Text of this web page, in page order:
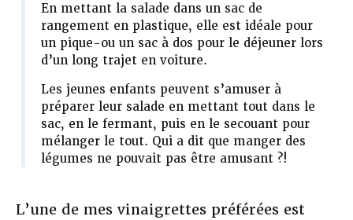
En mettant la salade dans un sac de
rangement en plastique, elle est idéale pour
un pique-ou un sac à dos pour le déjeuner lors
d’un long trajet en voiture.
Les jeunes enfants peuvent s’amuser à
préparer leur salade en mettant tout dans le
sac, en le fermant, puis en le secouant pour
mélanger le tout. Qui a dit que manger des
légumes ne pouvait pas être amusant ?!
L’une de mes vinaigrettes préférées est